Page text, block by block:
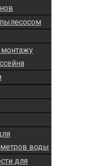
монтажу
воды
для